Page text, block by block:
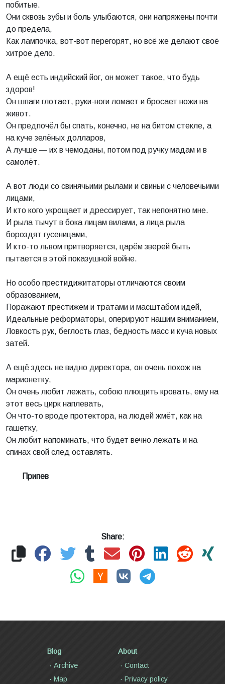
побитые.
Они сквозь зубы и боль улыбаются, они напряжены почти
до предела,
Как лампочка, вот-вот перегорят, но всё же делают своё
хитрое дело.
А ещё есть индийский йог, он может такое, что будь
здоров!
Он шпаги глотает, руки-ноги ломает и бросает ножи на
живот.
Он предпочёл бы спать, конечно, не на битом стекле, а
на куче зелёных долларов,
А лучше — их в чемоданы, потом под ручку мадам и в
самолёт.
А вот люди со свинячьими рылами и свиньи с человечьими
лицами,
И кто кого укрощает и дрессирует, так непонятно мне.
И рыла тычут в бока лицам вилами, а лица рыла
бороздят гусеницами,
И кто-то львом притворяется, царём зверей быть
пытается в этой показушной войне.
Но особо престидижитаторы отличаются своим
образованием,
Поражают престижем и тратами и масштабом идей,
Идеальные реформаторы, оперируют нашим вниманием,
Ловкость рук, беглость глаз, бедность масс и куча новых
затей.
А ещё здесь не видно директора, он очень похож на
марионетку,
Он очень любит лежать, собою плющить кровать, ему на
этот весь цирк наплевать,
Он что-то вроде протектора, на людей жмёт, как на
гашетку,
Он любит напоминать, что будет вечно лежать и на
спинах свой след оставлять.
Припев
Share:
Blog
Archive
Map
About
Contact
Privacy policy